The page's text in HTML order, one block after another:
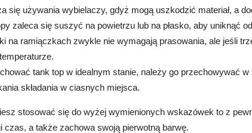
się używania wybielaczy, gdyż mogą uszkodzić materiał, a
zaleca się suszyć na powietrzu lub na płasko, aby uniknąć
na ramiączkach zwykle nie wymagają prasowania, ale jeśli
tank top w idealnym stanie, należy go przechowywać w
składania w ciasnych miejsca.
stosować się do wyżej wymienionych wskazówek to z
czas, a także zachowa swoją pierwotną barwę.